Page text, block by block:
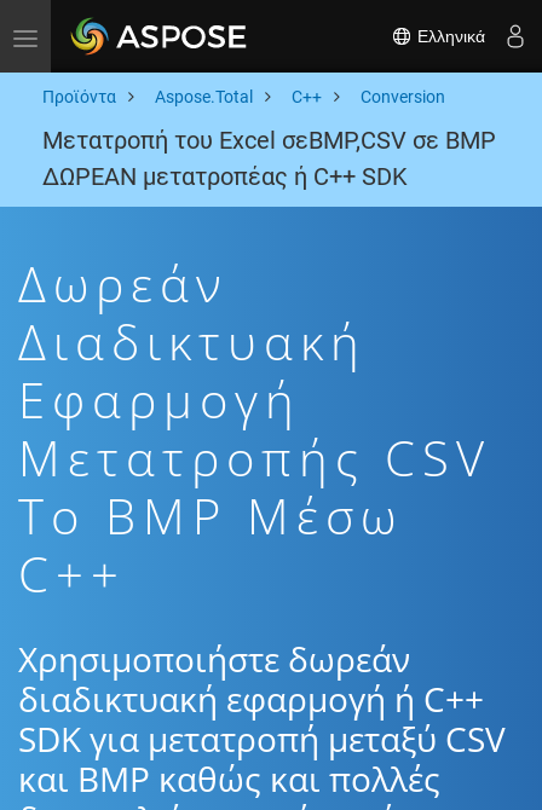
Toggle navigation Ελληνικά
Προϊόντα Aspose.Total C++ Conversion
Μετατροπή του Excel σεBMP,CSV σε BMP
ΔΩΡΕΑΝ μετατροπέας ή C++ SDK
Δωρεάν
Διαδικτυακή
Εφαρμογή
Μετατροπής CSV
To BMP Μέσω
C++
Χρησιμοποιήστε δωρεάν
διαδικτυακή εφαρμογή ή C++
SDK για μετατροπή μεταξύ CSV
και BMP καθώς και πολλές